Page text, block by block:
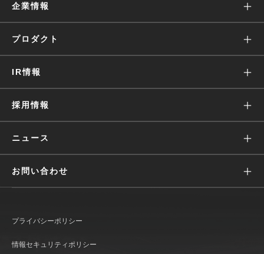
企業情報
ミッション
会社概要
役員・経営陣
プロダクト
Wantedly Visit
Engagement Suite
Wantedly Hire
IR情報
株主・投資家の皆様へ
業績ハイライト(グラフ)
IRライブラリ
採用情報
価値観
働く環境
ニュース
すべて
メディア
おしらせ
お問い合わせ
IR情報に関して
Wantedly Visit / Admin に関して
プライバシーポリシー
情報セキュリティポリシー